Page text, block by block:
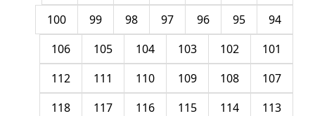
94
95
96
97
98
99
100
101
102
103
104
105
106
107
108
109
110
111
112
113
114
115
116
117
118